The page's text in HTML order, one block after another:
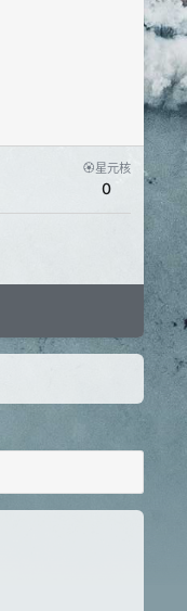
🏵️星元核
0